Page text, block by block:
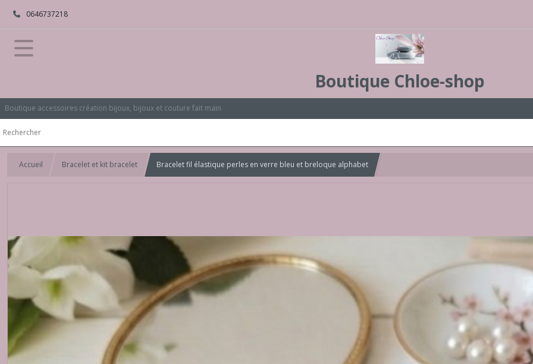
0646737218
Boutique Chloe-shop
Boutique accessoires création bijoux, bijoux et couture fait main
Accueil Bracelet et kit bracelet Bracelet fil élastique perles en verre bleu et breloque alphabet